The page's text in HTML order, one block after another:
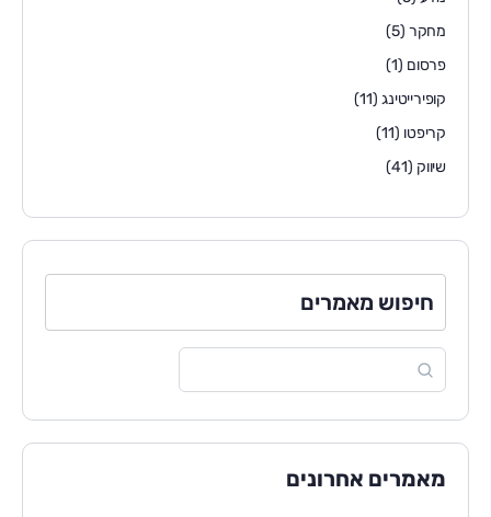
מחקר (5)
פרסום (1)
קופירייטינג(11)
קריפטו (11)
שיווק (41)
חיפוש מאמרים
מאמרים אחרונים